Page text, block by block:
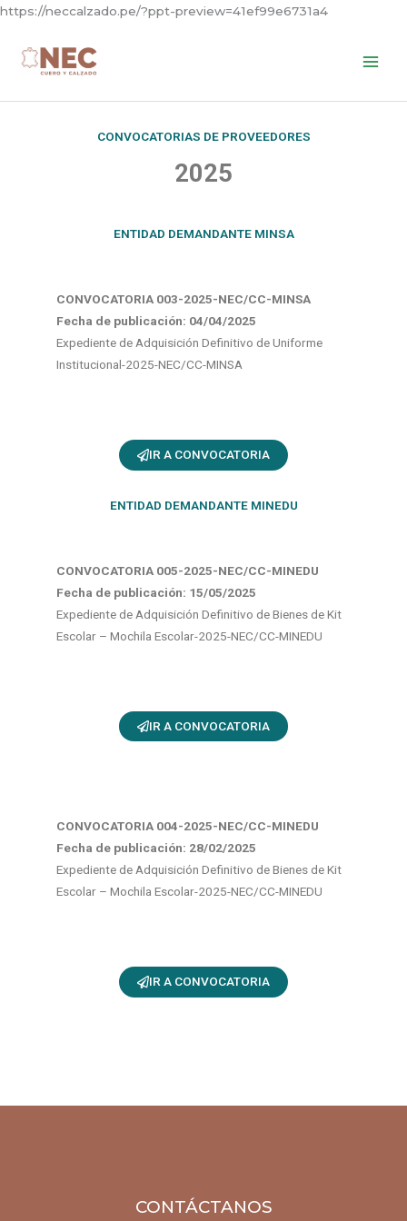
https://neccalzado.pe/?ppt-preview=41ef99e6731a4Skip
content
CONVOCATORIAS DE PROVEEDORES
2025
ENTIDAD DEMANDANTE MINSA
CONVOCATORIA 003-2025-NEC/CC-MINSA
Fecha de publicación: 04/04/2025
Expediente de Adquisición Definitivo de Uniforme
Institucional-2025-NEC/CC-MINSA
IR A CONVOCATORIA
ENTIDAD DEMANDANTE MINEDU
CONVOCATORIA 005-2025-NEC/CC-MINEDU
Fecha de publicación: 15/05/2025
Expediente de Adquisición Definitivo de Bienes de Kit
Escolar – Mochila Escolar-2025-NEC/CC-MINEDU
IR A CONVOCATORIA
CONVOCATORIA 004-2025-NEC/CC-MINEDU
Fecha de publicación: 28/02/2025
Expediente de Adquisición Definitivo de Bienes de Kit
Escolar – Mochila Escolar-2025-NEC/CC-MINEDU
IR A CONVOCATORIA
CONTÁCTANOS